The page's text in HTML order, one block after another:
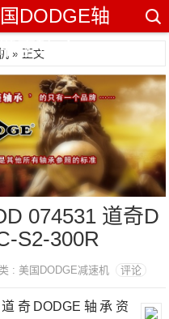
DODGE轴
座轴承
» 正文
074531 道奇D
S2-300R
: 美国DODGE减速机 评论
道奇DODGE轴承资